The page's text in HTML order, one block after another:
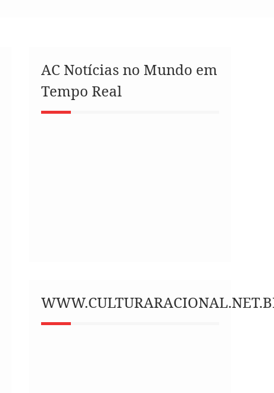
AC Notícias no Mundo em
Tempo Real